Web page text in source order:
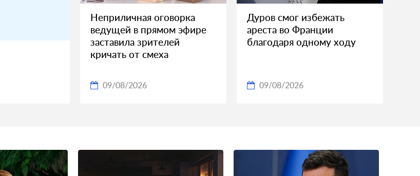
Неприличная оговорка
ведущей в прямом эфире
заставила зрителей
кричать от смеха
09/08/2026
Дуров смог избежать
ареста во Франции
благодаря одному ходу
09/08/2026